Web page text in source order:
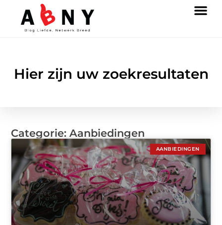
Hier zijn uw zoekresultaten
Categorie: Aanbiedingen
AANBIEDINGEN